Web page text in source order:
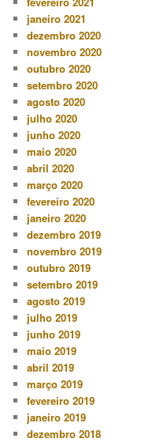
janeiro 2021
dezembro 2020
novembro 2020
outubro 2020
setembro 2020
agosto 2020
julho 2020
junho 2020
maio 2020
abril 2020
março 2020
fevereiro 2020
janeiro 2020
dezembro 2019
novembro 2019
outubro 2019
setembro 2019
agosto 2019
julho 2019
junho 2019
maio 2019
abril 2019
março 2019
fevereiro 2019
janeiro 2019
dezembro 2018